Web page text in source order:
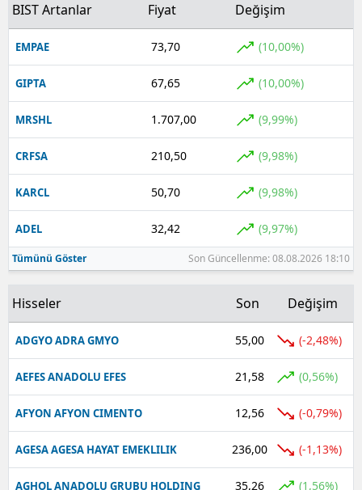
BIST Artanlar Fiyat Değişim
EMPAE 73,70 (10,00%)
GIPTA 67,65 (10,00%)
MRSHL 1.707,00 (9,99%)
CRFSA 210,50 (9,98%)
KARCL 50,70 (9,98%)
ADEL 32,42 (9,97%)
Tümünü Göster Son Güncellenme: 08.08.2026 18:10
Hisseler Son Değişim
ADGYO ADRA GMYO 55,00 (-2,48%)
AEFES ANADOLU EFES 21,58 (0,56%)
AFYON AFYON CIMENTO 12,56 (-0,79%)
AGESA AGESA HAYAT EMEKLILIK 236,00 (-1,13%)
AGHOL ANADOLU GRUBU HOLDING 35,26 (1,56%)